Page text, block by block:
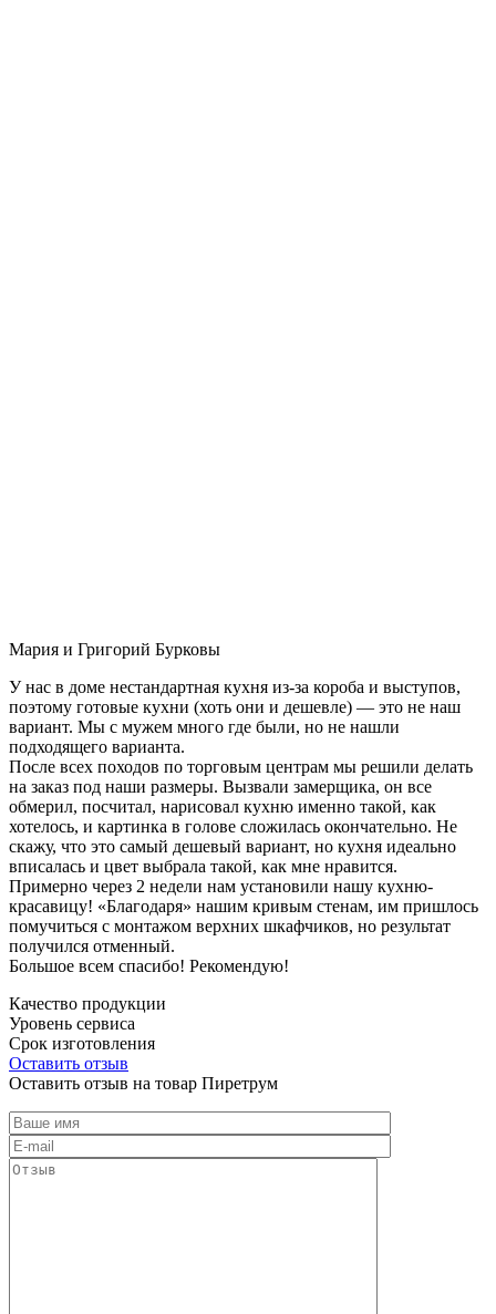
Мария и Григорий Бурковы
У нас в доме нестандартная кухня из-за короба и выступов,
поэтому готовые кухни (хоть они и дешевле) — это не наш
вариант. Мы с мужем много где были, но не нашли
подходящего варианта.
После всех походов по торговым центрам мы решили делать
на заказ под наши размеры. Вызвали замерщика, он все
обмерил, посчитал, нарисовал кухню именно такой, как
хотелось, и картинка в голове сложилась окончательно. Не
скажу, что это самый дешевый вариант, но кухня идеально
вписалась и цвет выбрала такой, как мне нравится.
Примерно через 2 недели нам установили нашу кухню-
красавицу! «Благодаря» нашим кривым стенам, им пришлось
помучиться с монтажом верхних шкафчиков, но результат
получился отменный.
Большое всем спасибо! Рекомендую!
Качество продукции
Уровень сервиса
Срок изготовления
Оставить отзыв
Оставить отзыв на товар Пиретрум